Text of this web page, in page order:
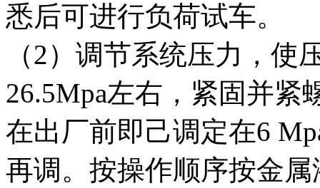
悉后可进行负荷试车。
（2）调节系统压力，使
26.5Mpa左右，紧固并紧
在出厂前即己调定在6
再调。按操作顺序按金